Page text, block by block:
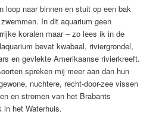
loop naar binnen en stuit op een bak
In dit aquarium geen
koralen maar – zo lees ik in de
bevat kwabaal, riviergrondel,
en gevlekte Amerikaanse rivierkreeft.
spreken mij meer aan dan hun
nuchtere, recht-door-zee vissen
en stromen van het Brabants
in het Waterhuis.